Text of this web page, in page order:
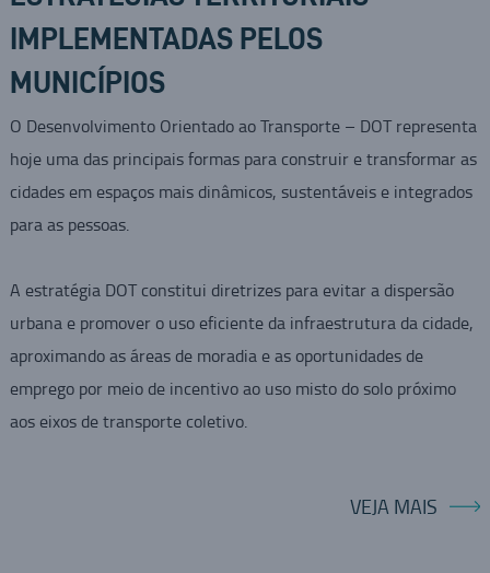
IMPLEMENTADAS PELOS
MUNICÍPIOS
O Desenvolvimento Orientado ao Transporte – DOT representa
hoje uma das principais formas para construir e transformar as
cidades em espaços mais dinâmicos, sustentáveis e integrados
para as pessoas.
A estratégia DOT constitui diretrizes para evitar a dispersão
urbana e promover o uso eficiente da infraestrutura da cidade,
aproximando as áreas de moradia e as oportunidades de
emprego por meio de incentivo ao uso misto do solo próximo
aos eixos de transporte coletivo.
VEJA MAIS